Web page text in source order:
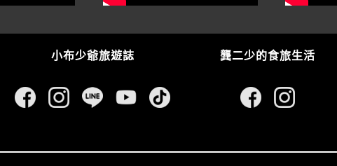
小布少爺旅遊誌 龔二少的食旅生活